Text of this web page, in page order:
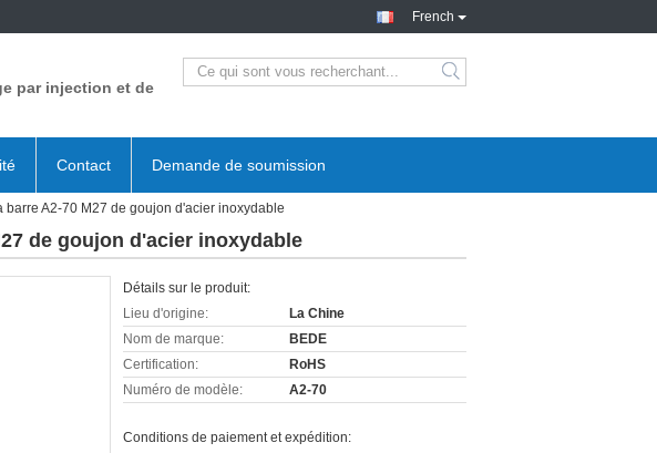
French
par injection et de
Contact Demande de soumission
A2-70 M27 de goujon d'acier inoxydable
de goujon d'acier inoxydable
Détails sur le produit:
Lieu d'origine:
La Chine
Nom de marque:
BEDE
Certification:
RoHS
Numéro de modèle:
A2-70
Conditions de paiement et expédition: